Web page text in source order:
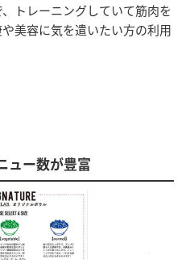
トレーニングしていて筋肉を
美容に気を遣いたい方の利用
ュー数が豊富